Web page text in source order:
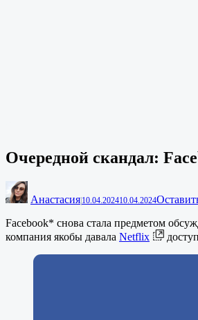
Очередной скандал:
Анастасия 10.04.202410.04.2024
Facebook* снова стала предметом
компания якобы давала Netflix